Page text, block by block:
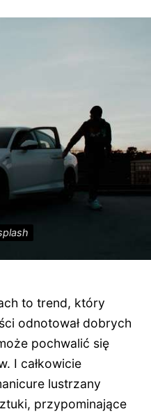
to trend, który
odnotował dobrych
pochwalić się
I całkowicie
lustrzany
przypominające